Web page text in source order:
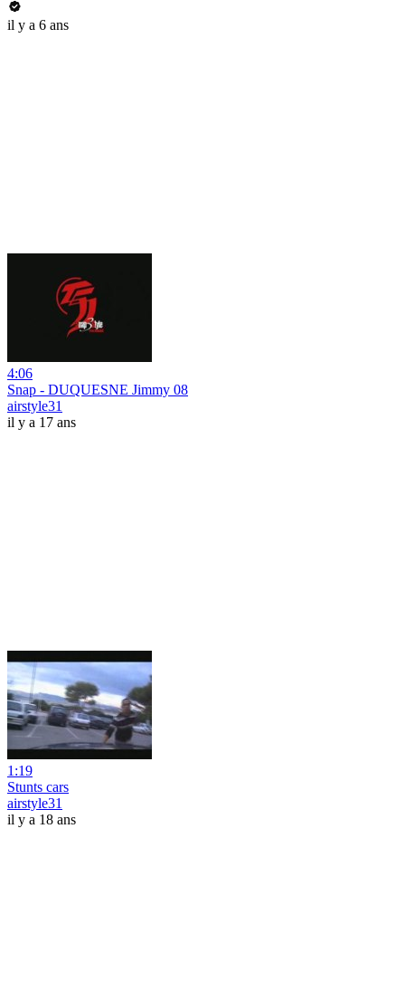
il y a 6 ans
4:06
Snap - DUQUESNE Jimmy 08
airstyle31
il y a 17 ans
1:19
Stunts cars
airstyle31
il y a 18 ans